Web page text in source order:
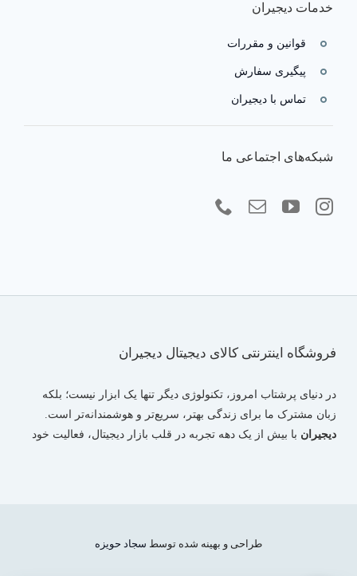
خدمات دیجیران
قوانین و مقررات
پیگیری سفارش
تماس با دیجیران
شبکه‌های اجتماعی ما
فروشگاه اینترنتی کالای دیجیتال دیجیران
در دنیای پرشتاب امروز، تکنولوژی دیگر تنها یک ابزار نیست؛ بلکه
زبان مشترک ما برای زندگی بهتر، سریع‌تر و هوشمندانه‌تر است.
دیجیران با بیش از یک دهه تجربه در قلب بازار دیجیتال، فعالیت خود
فروشگاه اینترنتی دیجیران (DigiranTel) تجلی شعار
«آموزش،
طراحی و بهینه شده توسط سجاد حویزه